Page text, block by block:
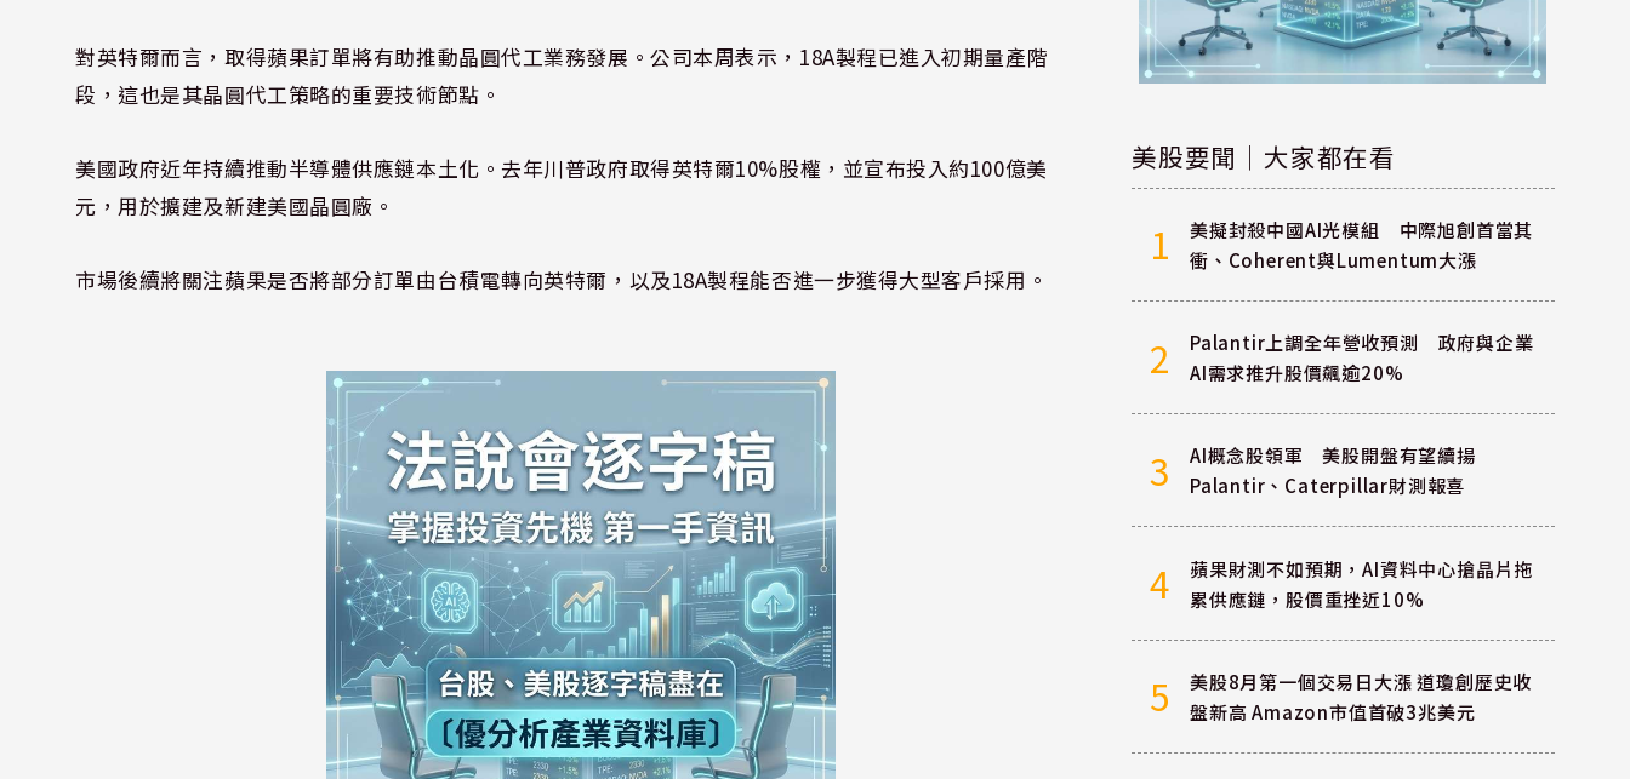
對英特爾而言，取得蘋果訂單將有助推動晶圓代工業務發展。公司本周表示，18A製程已進入初期量產階
段，這也是其晶圓代工策略的重要技術節點。
美國政府近年持續推動半導體供應鏈本土化。去年川普政府取得英特爾10%股權，並宣布投入約100億美
元，用於擴建及新建美國晶圓廠。
市場後續將關注蘋果是否將部分訂單由台積電轉向英特爾，以及18A製程能否進一步獲得大型客戶採用。
美股要聞｜大家都在看
1
美擬封殺中國AI光模組 中際旭創首當其
衝、Coherent與Lumentum大漲
2
Palantir上調全年營收預測 政府與企業
AI需求推升股價飆逾20%
3
AI概念股領軍 美股開盤有望續揚
Palantir、Caterpillar財測報喜
4
蘋果財測不如預期，AI資料中心搶晶片拖
累供應鏈，股價重挫近10%
5
美股8月第一個交易日大漲 道瓊創歷史收
盤新高 Amazon市值首破3兆美元